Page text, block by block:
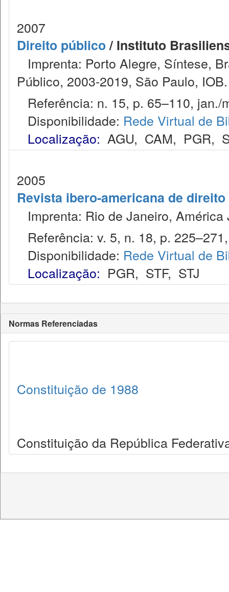
2007
Direito público/ Instituto
Imprenta: Porto Alegre, Síntese,
Público, 2003-2019, São Paulo, IOB.
Referência: n. 15, p. 65–110, jan./
Disponibilidade: Rede Virtual de
Localização: AGU, CAM, PGR,
2005
Revista ibero-americana de
Imprenta: Rio de Janeiro, América
Referência: v. 5, n. 18, p.
Disponibilidade: Rede Virtual de
Localização: PGR, STF, STJ
Normas Referenciadas
Constituição de 1988
Constituição da República